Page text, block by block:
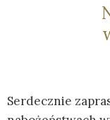
Serdecznie